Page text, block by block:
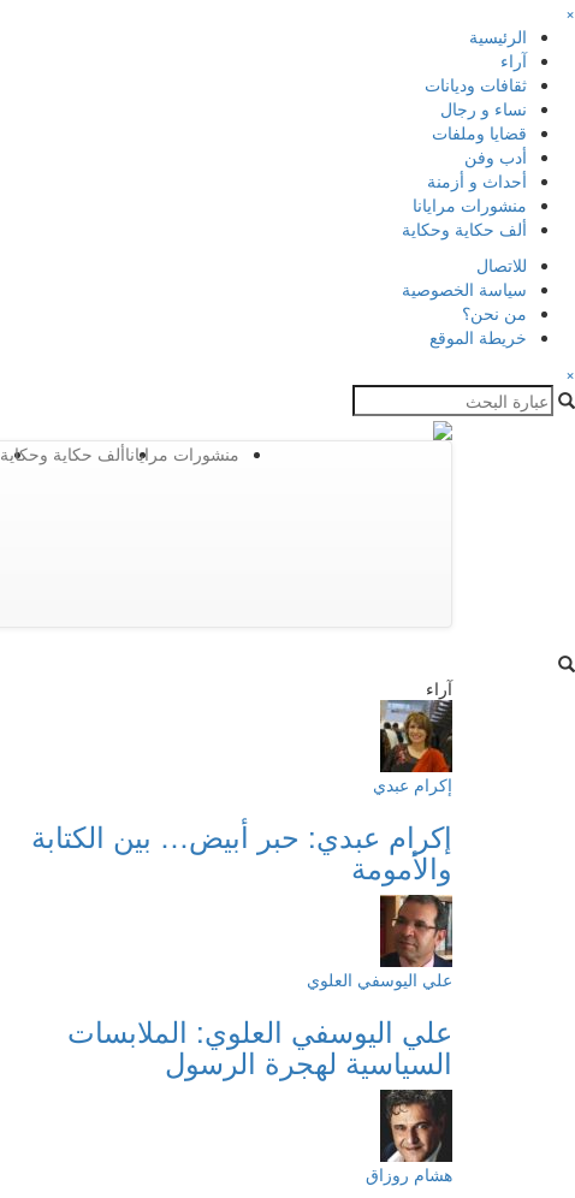
×
الرئيسية
آراء
ثقافات وديانات
نساء و رجال
قضايا وملفات
أدب وفن
أحداث و أزمنة
منشورات مرايانا
ألف حكاية وحكاية
للاتصال
سياسة الخصوصية
من نحن؟
خريطة الموقع
×
ألف حكاية وحكايةمنشورات مرايانا
آراء
إكرام عبدي
إكرام عبدي: حبر أبيض… بين الكتابة
والأمومة
علي اليوسفي العلوي
علي اليوسفي العلوي: الملابسات
السياسية لهجرة الرسول
هشام روزاق